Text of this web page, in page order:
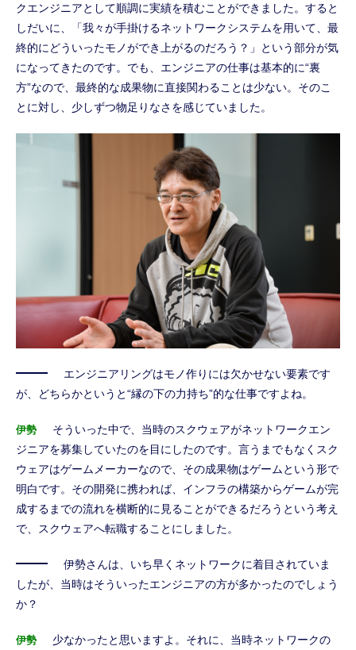
クエンジニアとして順調に実績を積むことができました。すると
しだいに、「我々が手掛けるネットワークシステムを用いて、最
終的にどういったモノができ上がるのだろう？」という部分が気
になってきたのです。でも、エンジニアの仕事は基本的に“裏
方”なので、最終的な成果物に直接関わることは少ない。そのこ
とに対し、少しずつ物足りなさを感じていました。
エンジニアリングはモノ作りには欠かせない要素です
が、どちらかというと“縁の下の力持ち”的な仕事ですよね。
伊勢
そういった中で、当時のスクウェアがネットワークエン
ジニアを募集していたのを目にしたのです。言うまでもなくスク
ウェアはゲームメーカーなので、その成果物はゲームという形で
明白です。その開発に携われば、インフラの構築からゲームが完
成するまでの流れを横断的に見ることができるだろうという考え
で、スクウェアへ転職することにしました。
伊勢さんは、いち早くネットワークに着目されていま
したが、当時はそういったエンジニアの方が多かったのでしょう
か？
伊勢
少なかったと思いますよ。それに、当時ネットワークの